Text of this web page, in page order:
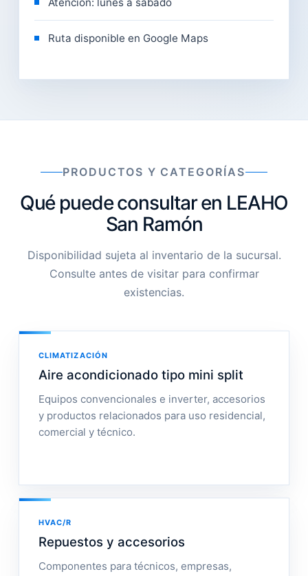
Ruta disponible en Google Maps
PRODUCTOS Y CATEGORÍAS
Qué puede consultar en LEAHO
San Ramón
Disponibilidad sujeta al inventario de la sucursal.
Consulte antes de visitar para confirmar
existencias.
CLIMATIZACIÓN
Aire acondicionado tipo mini split
Equipos convencionales e inverter, accesorios
y productos relacionados para uso residencial,
comercial y técnico.
HVAC/R
Repuestos y accesorios
Componentes para técnicos, empresas,